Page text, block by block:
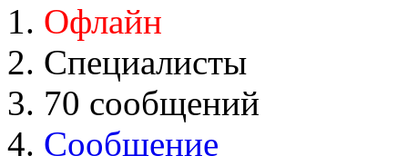
Офлайн
Специалисты
70 сообщений
Сообщение